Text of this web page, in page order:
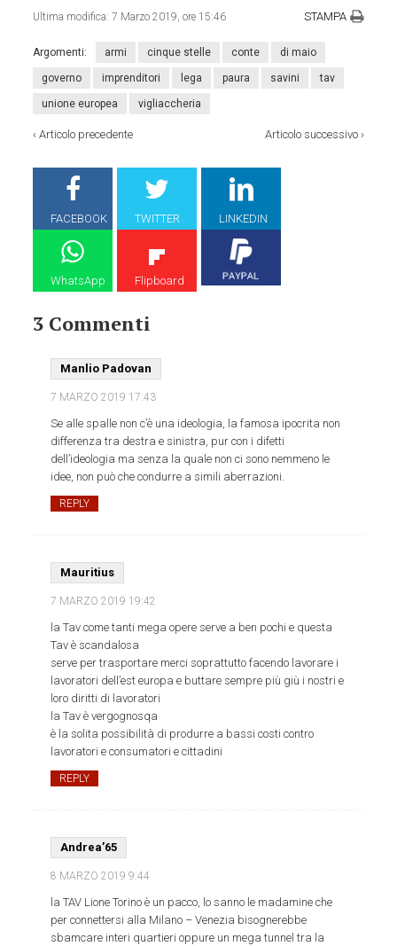
Ultima modifica:7 Marzo 2019, ore 15:46 STAMPA
Argomenti: armi cinque stelle conte di maio
governo imprenditori lega paura savini tav
unione europea vigliaccheria
‹Articolo precedente Articolo successivo›
FACEBOOK TWITTER LINKEDIN
WhatsApp Flipboard
3 Commenti
Manlio Padovan
7 MARZO 2019 17:43
Se alle spalle non c’è una ideologia, la famosa ipocrita non
differenza tra destra e sinistra, pur con i difetti
dell’ideologia ma senza la quale non ci sono nemmeno le
idee, non può che condurre a simili aberrazioni.
REPLY
Mauritius
7 MARZO 2019 19:42
la Tav come tanti mega opere serve a ben pochi e questa
Tav è scandalosa
serve per trasportare merci soprattutto facendo lavorare i
lavoratori dell’est europa e buttare sempre più giù i nostri e
loro diritti di lavoratori
la Tav è vergognosqa
è la solita possibilità di produrre a bassi costi contro
lavoratori e consumatori e cittadini
REPLY
Andrea’65
8 MARZO 20199:44
la TAV Lione Torino è un pacco, lo sanno le madamine che
per connettersi alla Milano – Venezia bisognerebbe
sbamcare interi quartieri oppure un mega tunnel tra la